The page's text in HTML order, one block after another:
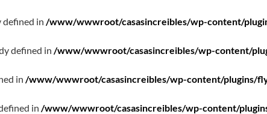
defined in /www/wwwroot/casasincreibles/wp-content/
defined in /www/wwwroot/casasincreibles/wp-content/
in /www/wwwroot/casasincreibles/wp-content/plugins/
in /www/wwwroot/casasincreibles/wp-content/